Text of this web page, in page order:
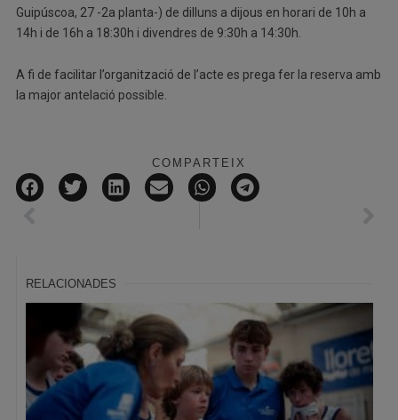
Guipúscoa, 27 -2a planta-) de dilluns a dijous en horari de 10h a
14h i de 16h a 18:30h i divendres de 9:30h a 14:30h.
A fi de facilitar l’organització de l’acte es prega fer la reserva amb
la major antelació possible.
COMPARTEIX
RELACIONADES